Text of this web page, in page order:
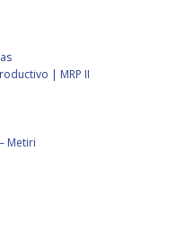
| MRP II
Metiri